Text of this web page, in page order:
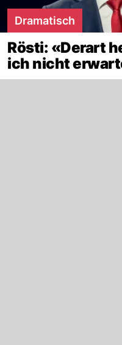
Dramatisch
Rösti: «Derart
ich nicht